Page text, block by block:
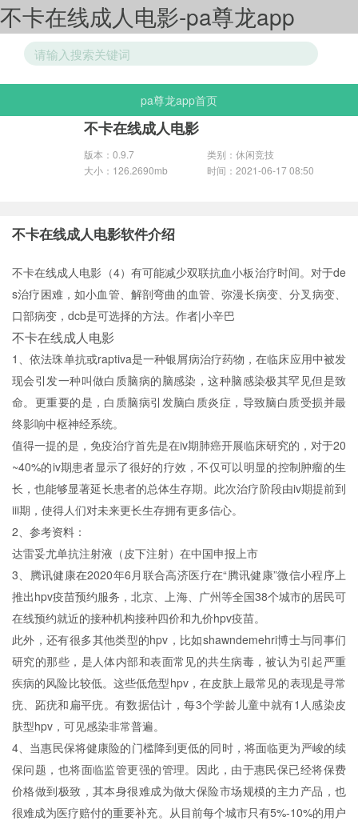
不卡在线成人电影-pa尊龙app
游戏分类
pa尊龙app首页
不卡在线成人电影
版本：0.9.7
类别：休闲竞技
大小：126.2690mb
时间：2021-06-17 08:50
不卡在线成人电影软件介绍
不卡在线成人电影（4）有可能减少双联抗血小板治疗时间。对于de
s治疗困难，如小血管、解剖弯曲的血管、弥漫长病变、分叉病变、
口部病变，dcb是可选择的方法。作者|小辛巴
不卡在线成人电影
1、依法珠单抗或raptiva是一种银屑病治疗药物，在临床应用中被发
现会引发一种叫做白质脑病的脑感染，这种脑感染极其罕见但是致
命。更重要的是，白质脑病引发脑白质炎症，导致脑白质受损并最
终影响中枢神经系统。
值得一提的是，免疫治疗首先是在iv期肺癌开展临床研究的，对于20
~40%的iv期患者显示了很好的疗效，不仅可以明显的控制肿瘤的生
长，也能够显著延长患者的总体生存期。此次治疗阶段由iv期提前到
iii期，使得人们对未来更长生存拥有更多信心。
2、参考资料：
达雷妥尤单抗注射液（皮下注射）在中国申报上市
3、腾讯健康在2020年6月联合高济医疗在“腾讯健康”微信小程序上
推出hpv疫苗预约服务，北京、上海、广州等全国38个城市的居民可
在线预约就近的接种机构接种四价和九价hpv疫苗。
此外，还有很多其他类型的hpv，比如shawndemehri博士与同事们
研究的那些，是人体内部和表面常见的共生病毒，被认为引起严重
疾病的风险比较低。这些低危型hpv，在皮肤上最常见的表现是寻常
疣、跖疣和扁平疣。有数据估计，每3个学龄儿童中就有1人感染皮
肤型hpv，可见感染非常普遍。
4、当惠民保将健康险的门槛降到更低的同时，将面临更为严峻的续
保问题，也将面临监管更强的管理。因此，由于惠民保已经将保费
价格做到极致，其本身很难成为做大保险市场规模的主力产品，也
很难成为医疗赔付的重要补充。从目前每个城市只有5%-10%的用户